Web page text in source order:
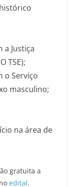
a Justiça
TSE);
o Serviço
masculino;
na área de
gratuita a
edital.